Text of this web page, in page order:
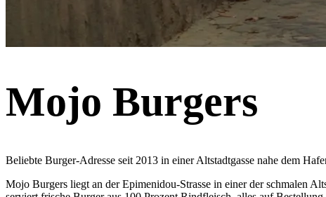
Mojo Burgers
Beliebte Burger-Adresse seit 2013 in einer Altstadtgasse nahe dem
Mojo Burgers liegt an der Epimenidou-Strasse in einer der schmalen